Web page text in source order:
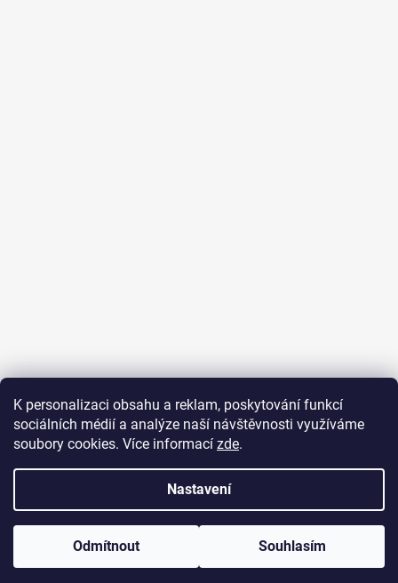
K personalizaci obsahu a reklam, poskytování funkcí
sociálních médií a analýze naší návštěvnosti využíváme
soubory cookies. Více informací zde.
Nastavení
Odmítnout Souhlasím
Vytvořil Shoptet
Copyright 2026ProBowls
. Všechna práva vyhrazena.
Upravit nastavení cookies